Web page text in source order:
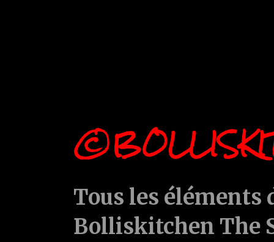
Tous les
Bolliskitchen The